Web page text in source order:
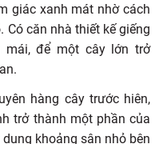
giác xanh mát nhờ cách
căn nhà thiết kế giếng
để một cây lớn trở
hàng cây trước hiên,
trở thành một phần của
khoảng sân nhỏ bên